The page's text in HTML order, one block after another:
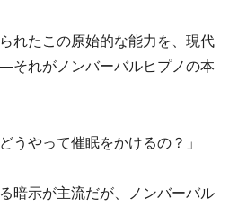
れたこの原始的な能力を、現代
れがノンバーバルヒプノの本
うやって催眠をかけるの？」
暗示が主流だが、ノンバーバル